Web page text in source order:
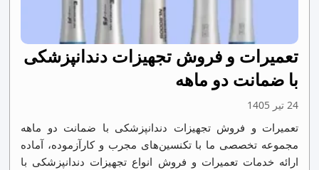
تعمیرات و فروش تجهیزات دندانپزشکی
با ضمانت دو ماهه
24 تیر 1405
تعمیرات و فروش تجهیزات دندانپزشکی با ضمانت دو ماهه
مجموعه تخصصی ما با تکنسین‌های مجرب و کارآزموده، آماده
ارائه خدمات تعمیرات و فروش انواع تجهیزات دندانپزشکی با